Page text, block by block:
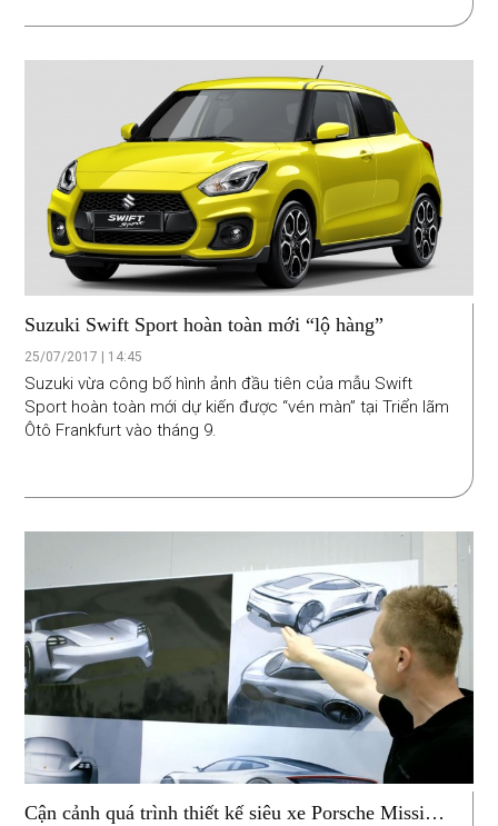
Suzuki Swift Sport hoàn toàn mới “lộ hàng”
25/07/2017 | 14:45
Suzuki vừa công bố hình ảnh đầu tiên của mẫu Swift
Sport hoàn toàn mới dự kiến được “vén màn” tại Triển lãm
Ôtô Frankfurt vào tháng 9.
Cận cảnh quá trình thiết kế siêu xe Porsche Mission